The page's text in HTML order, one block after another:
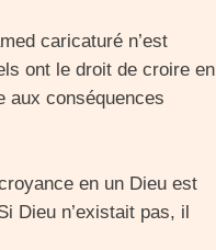
caricaturé n’est
ont le droit de croire en
aux conséquences
en un Dieu est
Dieu n’existait pas, il